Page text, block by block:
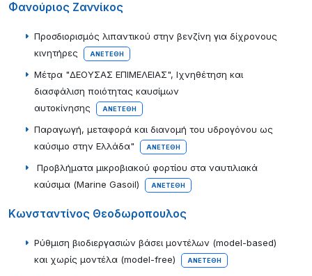
Φανούριος Ζαννίκος
Προσδιορισμός λιπαντικού στην βενζίνη για δίχρονους
κινητήρες
ΑΝΕΤΈΘΗ
Μέτρα "ΔΕΟΥΣΑΣ ΕΠΙΜΕΛΕΙΑΣ", Ιχνηθέτηση και
διασφάλιση ποιότητας καυσίμων
αυτοκίνησης
ΑΝΕΤΈΘΗ
Παραγωγή, μεταφορά και διανομή του υδρογόνου ως
καύσιμο στην Ελλάδα"
ΑΝΕΤΈΘΗ
Προβλήματα μικροβιακού φορτίου στα ναυτιλιακά
καύσιμα (Marine Gasoil)
ΑΝΕΤΈΘΗ
Κωνσταντίνος Θεοδωροπουλος
Ρύθμιση βιοδιεργασιών βάσει μοντέλων (model-based)
και χωρίς μοντέλα (model-free)
ΑΝΕΤΈΘΗ